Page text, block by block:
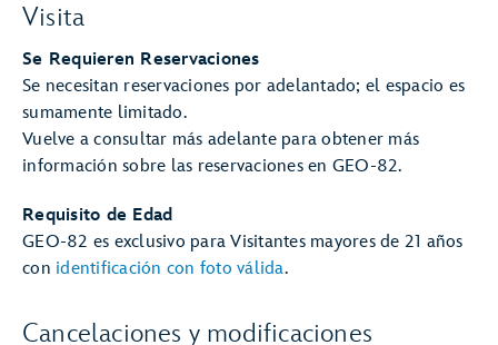
Visita
Se Requieren Reservaciones
Se necesitan reservaciones por adelantado; el espacio es
sumamente limitado.
Vuelve a consultar más adelante para obtener más
información sobre las reservaciones en GEO-82.
Requisito de Edad
GEO-82 es exclusivo para Visitantes mayores de 21 años
con identificación con foto válida.
Cancelaciones y modificaciones